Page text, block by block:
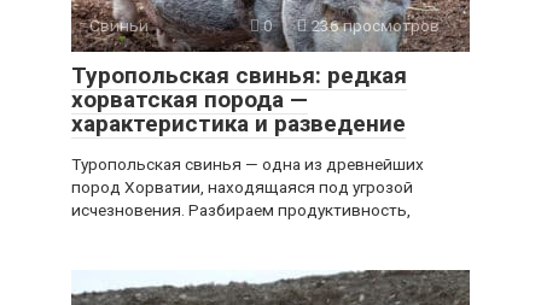
Свиньи 0 236 просмотров
Туропольская свинья: редкая
хорватская порода —
характеристика и разведение
Туропольская свинья — одна из древнейших
пород Хорватии, находящаяся под угрозой
исчезновения. Разбираем продуктивность,